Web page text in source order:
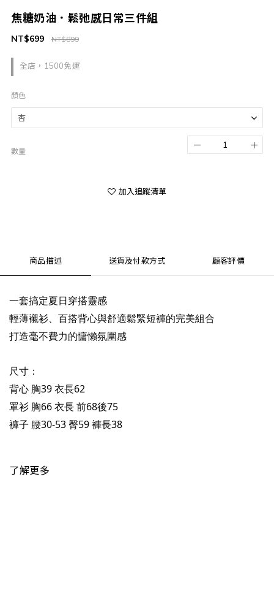
焦糖奶油．鬆弛感日常三件組
全店，1500免運
NT$899
NT$699
顏色
數量
加入追蹤清單
商品描述 送貨及付款方式 顧客評價
一套搞定夏日穿搭靈感
輕薄襯衫、百搭背心與舒適鬆緊短褲的完美組合
打造毫不費力的慵懶氛圍感
尺寸：
背心 胸39 衣長62
罩衫 胸66 衣長 前68後75
褲子 腰30-53 臀59 褲長38
了解更多